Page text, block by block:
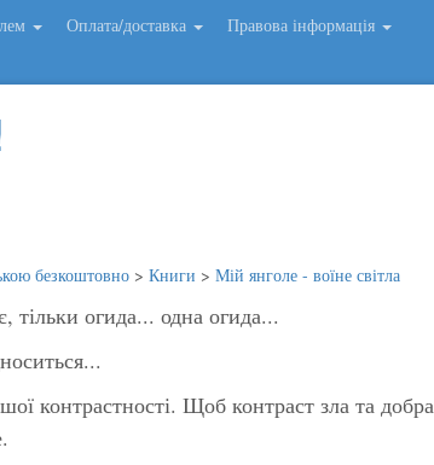
Оплата/доставка Правова інформація
безкоштовно > Книги > Мій янголе - воїне світла
тільки огида... одна огида...
контрастності. Щоб контраст зла та добра